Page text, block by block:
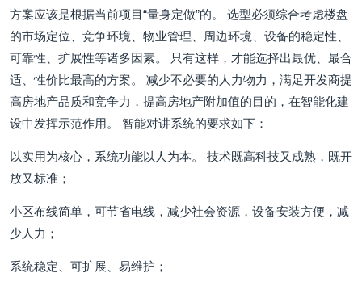
方案应该是根据当前项目“量身定做”的。 选型必须综合考虑楼盘
的市场定位、竞争环境、物业管理、周边环境、设备的稳定性、
可靠性、扩展性等诸多因素。 只有这样，才能选择出最优、最合
适、性价比最高的方案。 减少不必要的人力物力，满足开发商提
高房地产品质和竞争力，提高房地产附加值的目的，在智能化建
设中发挥示范作用。 智能对讲系统的要求如下：
以实用为核心，系统功能以人为本。 技术既高科技又成熟，既开
放又标准；
小区布线简单，可节省电线，减少社会资源，设备安装方便，减
少人力；
系统稳定、可扩展、易维护；